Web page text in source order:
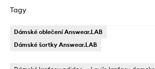
Tagy
Dámské oblečení Answear.LAB
Dámské šortky Answear.LAB